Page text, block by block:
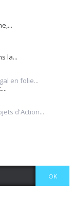
la...
en folie...
d'Action...